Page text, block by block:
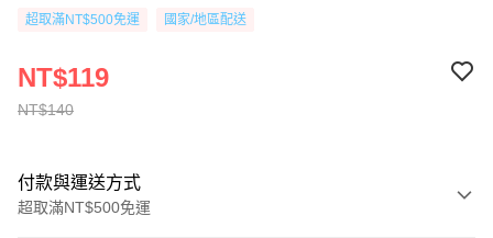
超取滿NT$500免運 國家/地區配送
NT$140
NT$119
付款與運送方式
超取滿NT$500免運